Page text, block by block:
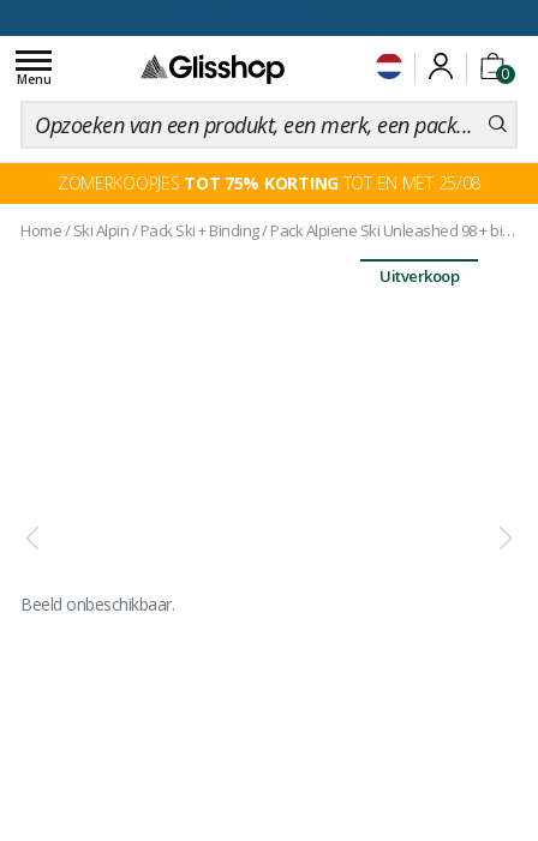
0
Toggle
navigation
Menu
ZOMERKOOPJES TOT 75% KORTINGTOT EN MET 25/08
Home/ Ski Alpin/Pack Ski + Binding/Pack Alpiene Ski Unleashed 98 + binding
Beeld onbeschikbaar.
Uitverkoop